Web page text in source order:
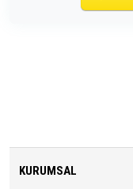
KURUMSAL